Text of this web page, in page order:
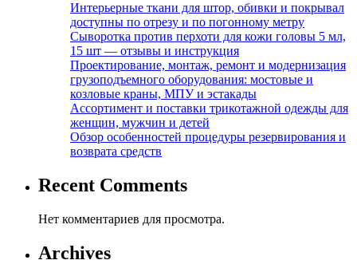
Интерьерные ткани для штор, обивки и покрывал
доступны по отрезу и по погонному метру
Сыворотка против перхоти для кожи головы 5 мл,
15 шт — отзывы и инструкция
Проектирование, монтаж, ремонт и модернизация
грузоподъемного оборудования: мостовые и
козловые краны, МПУ и эстакады
Ассортимент и поставки трикотажной одежды для
женщин, мужчин и детей
Обзор особенностей процедуры резервирования и
возврата средств
Recent Comments
Нет комментариев для просмотра.
Archives